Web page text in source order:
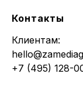
Контакты
Клиентам:
+7 (495) 128-